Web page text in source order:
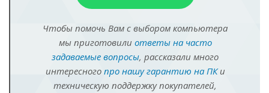
Чтобы помочь Вам с выбором компьютера
мы приготовили ответы на часто
задаваемые вопросы, рассказали много
интересного про нашу гарантию на ПКи
техническую поддержку покупателей,